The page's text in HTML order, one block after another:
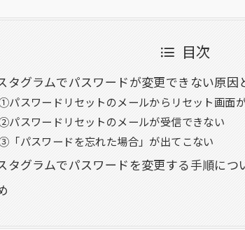
目次
タグラムでパスワードが変更できない原因
パスワードリセットのメールからリセット画面
パスワードリセットのメールが受信できない
「パスワードを忘れた場合」が出てこない
タグラムでパスワードを変更する手順につ